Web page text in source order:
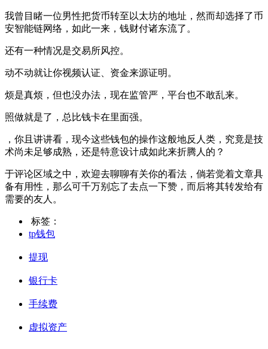
我曾目睹一位男性把货币转至以太坊的地址，然而却选择了币
安智能链网络，如此一来，钱财付诸东流了。
还有一种情况是交易所风控。
动不动就让你视频认证、资金来源证明。
烦是真烦，但也没办法，现在监管严，平台也不敢乱来。
照做就是了，总比钱卡在里面强。
，你且讲讲看，现今这些钱包的操作这般地反人类，究竟是技
术尚未足够成熟，还是特意设计成如此来折腾人的？
于评论区域之中，欢迎去聊聊有关你的看法，倘若觉着文章具
备有用性，那么可千万别忘了去点一下赞，而后将其转发给有
需要的友人。
标签：
tp钱包
提现
银行卡
手续费
虚拟资产